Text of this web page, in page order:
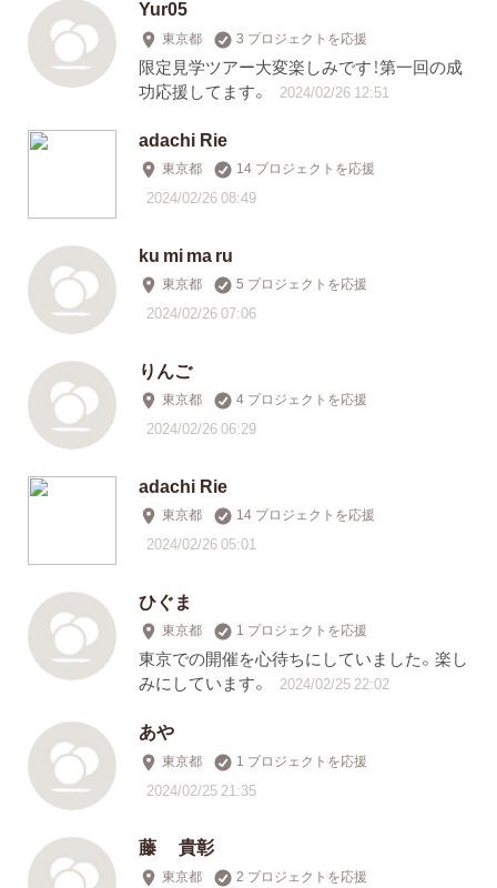
Yur05
東京都 3 プロジェクトを応援
限定見学ツアー大変楽しみです！第一回の成
功応援してます。
2024/02/26 12:51
adachi Rie
東京都 14 プロジェクトを応援
2024/02/26 08:49
ku mi ma ru
東京都 5 プロジェクトを応援
2024/02/26 07:06
りんご
東京都 4 プロジェクトを応援
2024/02/26 06:29
adachi Rie
東京都 14 プロジェクトを応援
2024/02/26 05:01
ひぐま
東京都 1 プロジェクトを応援
東京での開催を心待ちにしていました。楽し
みにしています。
2024/02/25 22:02
あや
東京都 1 プロジェクトを応援
2024/02/25 21:35
藤 貴彰
東京都 2 プロジェクトを応援